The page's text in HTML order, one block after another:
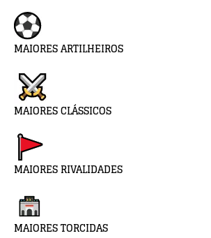
MAIORES ARTILHEIROS
MAIORES CLÁSSICOS
MAIORES RIVALIDADES
MAIORES TORCIDAS